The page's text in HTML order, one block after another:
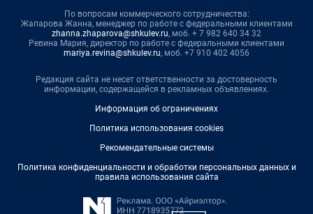
По вопросам коммерческого сотрудничества:
Жапарова Жанна, менеджер по работе с федеральными клиентами
zhanna.zhaparova@shkulev.ru, моб. + 7 982 640 34 32
Ревина Мария, директор по работе с федеральными клиентами
mariya.revina@shkulev.ru, моб. +7 910 402 4056
Редакция сайта не несет ответственности за достоверность
информации, содержащейся в рекламных объявлениях.
Информация об ограничениях
Политика использования cookies
Рекомендательные системы
Политика конфиденциальности и обработки персональных данных и
правила использования сайта